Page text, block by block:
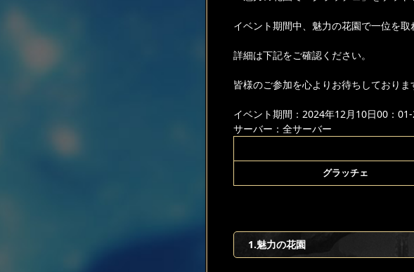
イベント期間中、魅力の花園で一位を
詳細は下記をご確認ください。
皆様のご参加を心よりお待ちしておりま
イベント期間：2024年12月10日00：
サーバー：全サーバー
グラッチェ
1.魅力の花園